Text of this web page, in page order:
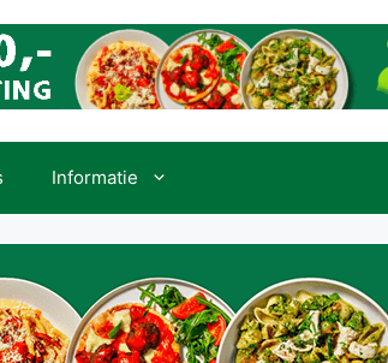
Informatie